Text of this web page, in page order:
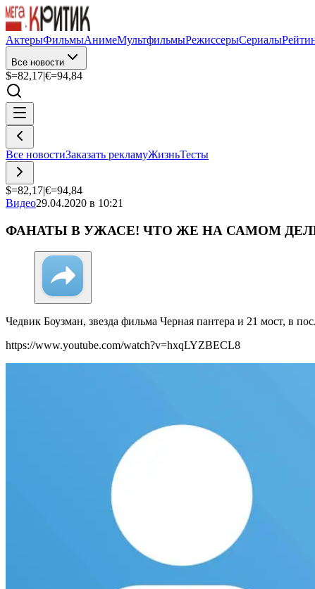
АктерыФильмыАнимеМультфильмыРежиссерыСериалы
Все новости
$=82,17|€=94,84
Все новостиЗаказать рекламуЖизньТесты
$=82,17|€=94,84
Видео29.04.2020 в 10:21
ФАНАТЫ В УЖАСЕ! ЧТО ЖЕ НА САМОМ
Чедвик Боузман, звезда фильма Черная пантера и 21 мост, в
https://www.youtube.com/watch?v=hxqLYZBECL8